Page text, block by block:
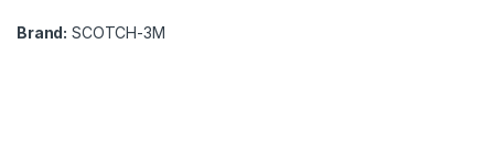
Brand: SCOTCH-3M